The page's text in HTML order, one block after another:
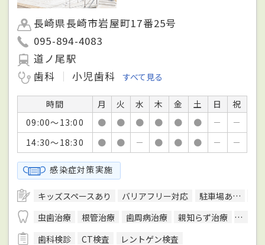
長崎県長崎市岩屋町17番25号
095-894-4083
道ノ尾駅
歯科
小児歯科 すべて見る
時間 月 火 水 木 金 土 日
祝
09:00～13:00
● ● ● ● ● ● －
－
14:30～18:30
● ● － ● ● ● － －
感染症対策実施
キッズスペースあり バリアフリー対応 駐車場あり
虫歯治療
根管治療 歯周病治療 親知らず治療
入れ
歯科検診
CT検査 レントゲン検査